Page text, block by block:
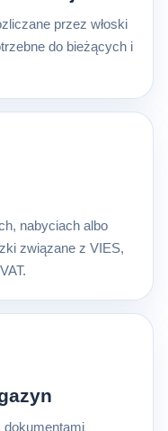
przez włoski
do bieżących i
nabyciach albo
związane z VIES,
dokumentami